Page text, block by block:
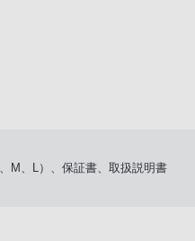
M、L）、保証書、取扱説明書